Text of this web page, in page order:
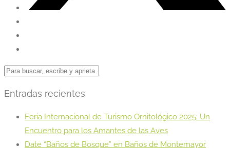
Entradas recientes
Feria Internacional de Turismo Ornitológico 2025: Un
Encuentro para los Amantes de las Aves
Date “Baños de Bosque” en Baños de Montemayor